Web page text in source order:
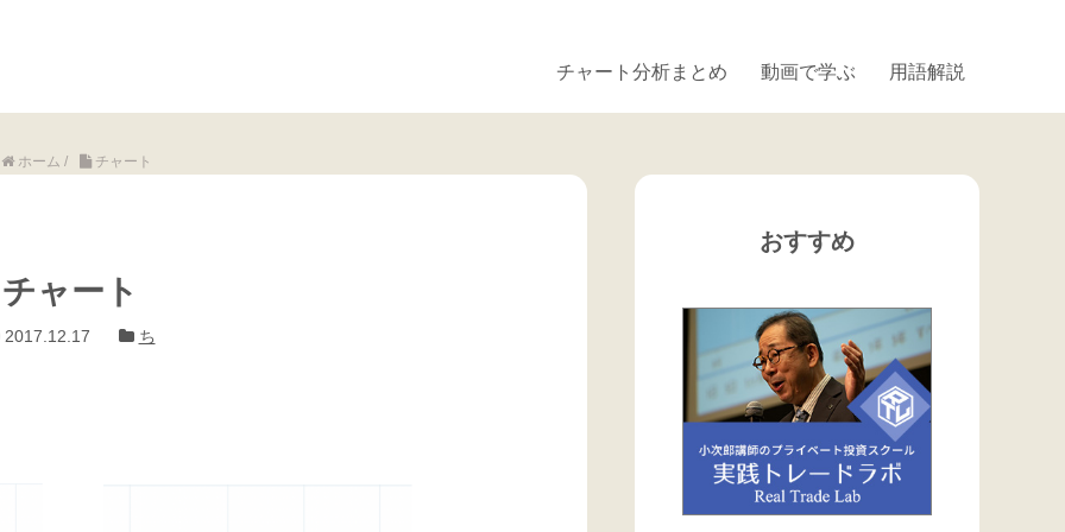
チャート分析まとめ 動画で学ぶ 用語解説
ホーム / チャート
チャート
2017.12.17 ち
おすすめ